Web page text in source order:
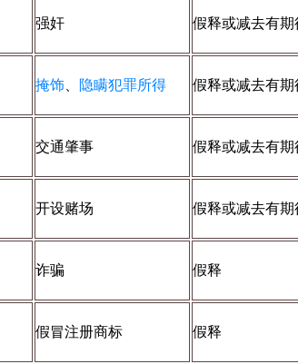
强奸 假释或减去有
掩饰 隐瞒犯罪所得 假释或减去有
交通肇事 假释或减去有
开设赌场 假释或减去有
诈骗 假释
假冒注册商标 假释